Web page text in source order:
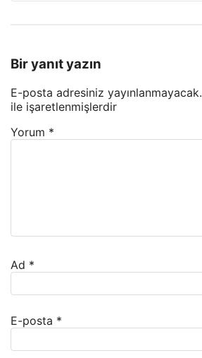
Bir yanıt yazın
E-posta adresiniz yayınlanmayacak.
ile işaretlenmişlerdir
Yorum *
Ad *
E-posta *